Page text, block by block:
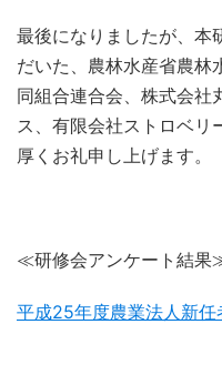
最後になりましたが、本
だいた、農林水産省農林
同組合連合会、株式会社
ス、有限会社ストロベリ
厚くお礼申し上げます。
≪研修会アンケート結果
平成25年度農業法人新